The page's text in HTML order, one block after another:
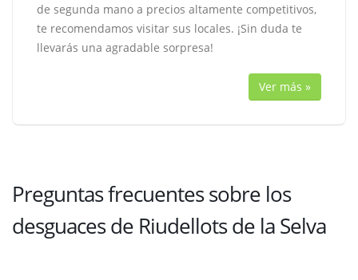
de segunda mano a precios altamente competitivos,
te recomendamos visitar sus locales. ¡Sin duda te
llevarás una agradable sorpresa!
Ver más »
Preguntas frecuentes sobre los
desguaces de Riudellots de la Selva